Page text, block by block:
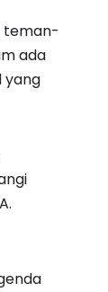
teman-
ada
yang